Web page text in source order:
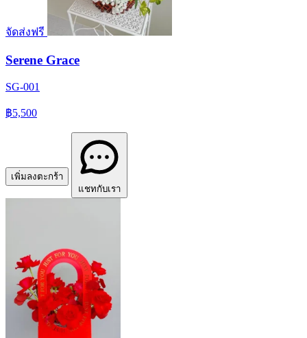
จัดส่งฟรี
Serene Grace
SG-001
฿5,500
เพิ่มลงตะกร้า
แชทกับเรา